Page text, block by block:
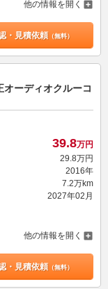
他の情報を開く
・見積依頼（無料）
ーディオクルーコ
39.8万円
29.8万円
2016年
7.2万km
2027年02月
他の情報を開く
・見積依頼（無料）